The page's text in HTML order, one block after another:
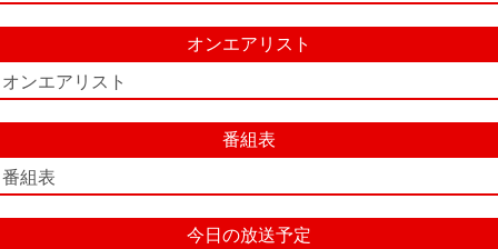
オンエアリスト
オンエアリスト
番組表
番組表
今日の放送予定